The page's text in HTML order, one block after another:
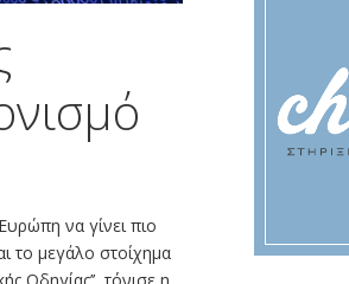
να γίνει πιο
το μεγάλο στοίχημα